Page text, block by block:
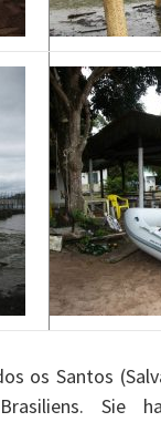
os Santos
Sie